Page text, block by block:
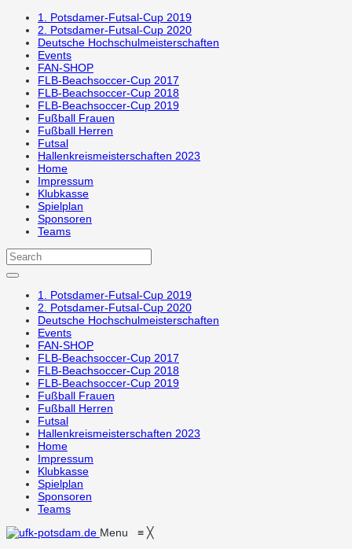
1. Potsdamer-Futsal-Cup 2019
2. Potsdamer-Futsal-Cup 2020
Deutsche Hochschulmeisterschaften
Events
FAN-SHOP
FLB-Beachsoccer-Cup 2017
FLB-Beachsoccer-Cup 2018
FLB-Beachsoccer-Cup 2019
Fußball Frauen
Fußball Herren
Futsal
Hallenkreismeisterschaften 2023
Home
Impressum
Klubkasse
Spielplan
Sponsoren
Teams
1. Potsdamer-Futsal-Cup 2019
2. Potsdamer-Futsal-Cup 2020
Deutsche Hochschulmeisterschaften
Events
FAN-SHOP
FLB-Beachsoccer-Cup 2017
FLB-Beachsoccer-Cup 2018
FLB-Beachsoccer-Cup 2019
Fußball Frauen
Fußball Herren
Futsal
Hallenkreismeisterschaften 2023
Home
Impressum
Klubkasse
Spielplan
Sponsoren
Teams
Menu ≡ ╳